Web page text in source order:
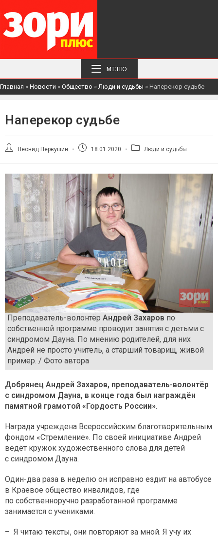
МЕНЮ
Главная » Новости » Общество »Люди и судьбы » Наперекор судьбе
Наперекор судьбе
АвторЛеонид Первушин
Запись18.01.2020
РубрикаЛюди и судьбы
Преподаватель-волонтёр Андрей Захаров по
собственной программе проводит занятия с детьми с
синдромом Дауна. По мнению родителей, для них
Андрей не просто учитель, а старший товарищ, живой
пример. / Фото автора
Добрянец Андрей Захаров, преподаватель-волонтёр
с синдромом Дауна, в конце года был награждён
памятной грамотой «Гордость России».
Награда учреждена Всероссийским благотворительным
фондом «Стремление». По своей инициативе Андрей
ведёт кружок художественного слова для детей
с синдромом Дауна.
Один-два раза в неделю он исправно ездит на автобусе
в Краевое общество инвалидов, где
по собственноручно разработанной программе
занимается с учениками.
– Я читаю тексты, они повторяют за мной. Я учу их